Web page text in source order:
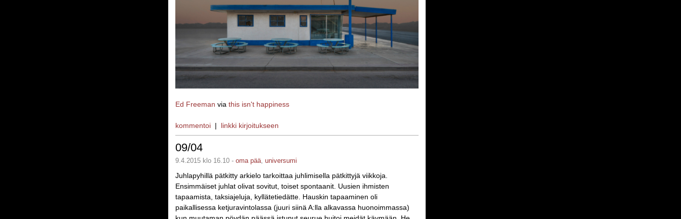
Ed Freeman via this isn't happiness
kommentoi | linkki kirjoitukseen
09/04
9.4.2015 klo 16.10 - oma pää, universumi
Juhlapyhillä pätkitty arkielo tarkoittaa juhlimisella pätkittyjä viikkoja.
Ensimmäiset juhlat olivat sovitut, toiset spontaanit. Uusien ihmisten
tapaamista, taksiajeluja, kyllätetiedätte. Hauskin tapaaminen oli
paikallisessa ketjuravintolassa (juuri siinä A:lla alkavassa huonoimmassa)